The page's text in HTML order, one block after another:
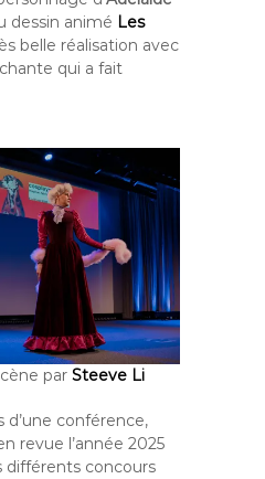
dessin animé Les
belle réalisation avec
qui a fait
par Steeve Li
d’une conférence,
revue l’année 2025
différents concours